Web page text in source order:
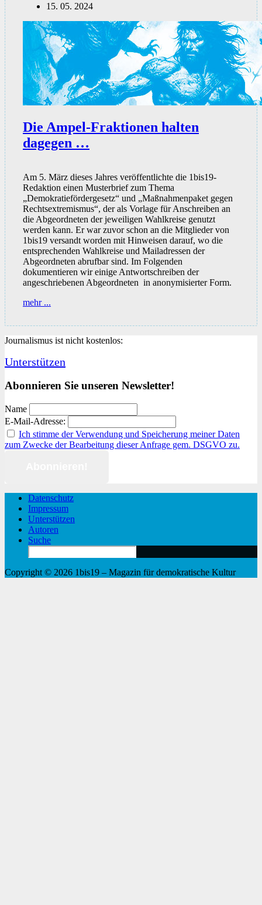
15. 05. 2024
Die Ampel-Fraktionen halten
dagegen …
Am 5. März dieses Jahres veröffentlichte die 1bis19-
Redaktion einen Musterbrief zum Thema
„Demokratiefördergesetz“ und „Maßnahmenpaket gegen
Rechtsextremismus“, der als Vorlage für Anschreiben an
die Abgeordneten der jeweiligen Wahlkreise genutzt
werden kann. Er war zuvor schon an die Mitglieder von
1bis19 versandt worden mit Hinweisen darauf, wo die
entsprechenden Wahlkreise und Mailadressen der
Abgeordneten abrufbar sind. Im Folgenden
dokumentieren wir einige Antwortschreiben der
angeschriebenen Abgeordneten in anonymisierter Form.
mehr ...
dagegen
Journalismus ist nicht kostenlos:
Unterstützen
Abonnieren Sie unseren Newsletter!
Name
E-Mail-Adresse:
Ich stimme der Verwendung und Speicherung meiner Daten
zum Zwecke der Bearbeitung dieser Anfrage gem. DSGVO zu.
Datenschutz
Impressum
Unterstützen
Autoren
Suche
Search
for:
Copyright © 2026 1bis19 – Magazin für demokratische Kultur